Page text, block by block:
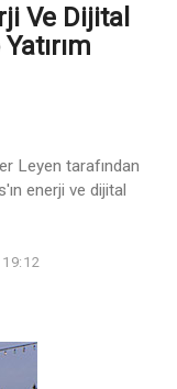
Ve Dijital
Leyen tarafından
enerji ve dijital